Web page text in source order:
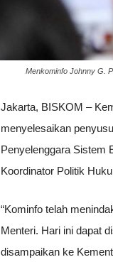
Menkominfo Johnny G.
Jakarta, BISKOM –
menyelesaikan
Penyelenggara Sistem
Koordinator Politik
“Kominfo telah
Menteri. Hari ini dapat
disampaikan ke